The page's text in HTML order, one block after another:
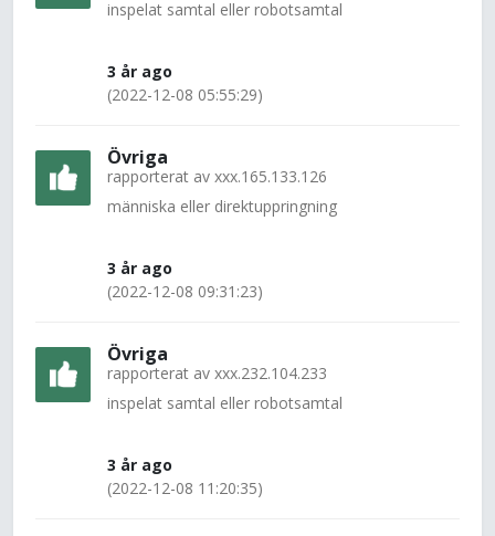
inspelat samtal eller robotsamtal
3 år ago
(2022-12-08 05:55:29)
Övriga
rapporterat av xxx.165.133.126
människa eller direktuppringning
3 år ago
(2022-12-08 09:31:23)
Övriga
rapporterat av xxx.232.104.233
inspelat samtal eller robotsamtal
3 år ago
(2022-12-08 11:20:35)